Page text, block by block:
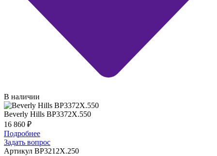
В наличии
Beverly Hills BP3372X.550
16 860 ₽
Подробнее
Задать вопрос
Артикул BP3212X.250